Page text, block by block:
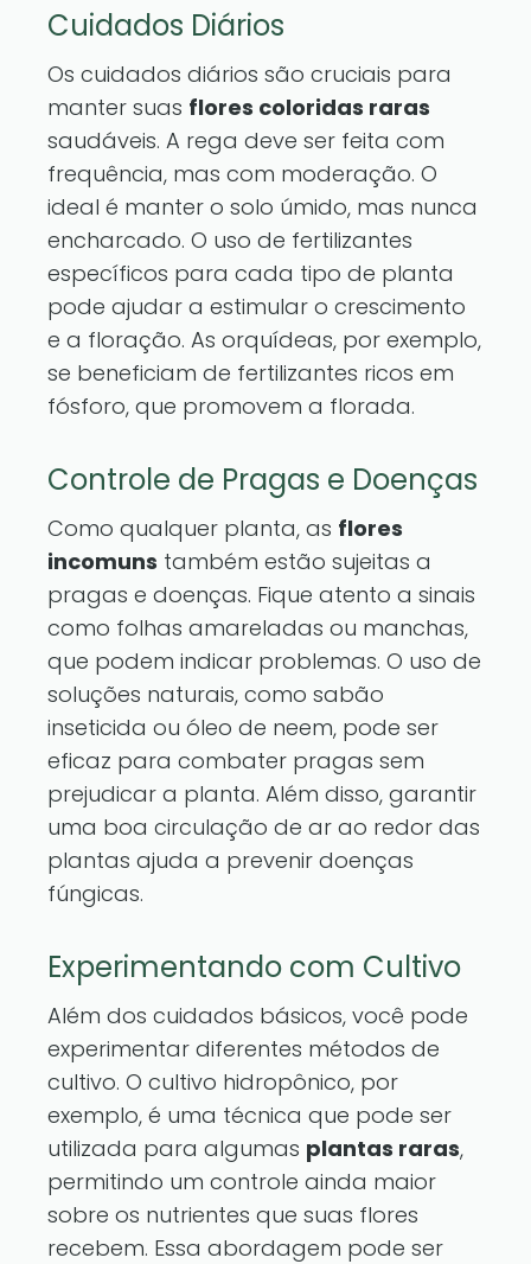
Cuidados Diários
Os cuidados diários são cruciais para
manter suas flores coloridas raras
saudáveis. A rega deve ser feita com
frequência, mas com moderação. O
ideal é manter o solo úmido, mas nunca
encharcado. O uso de fertilizantes
específicos para cada tipo de planta
pode ajudar a estimular o crescimento
e a floração. As orquídeas, por exemplo,
se beneficiam de fertilizantes ricos em
fósforo, que promovem a florada.
Controle de Pragas e Doenças
Como qualquer planta, as flores
incomuns também estão sujeitas a
pragas e doenças. Fique atento a sinais
como folhas amareladas ou manchas,
que podem indicar problemas. O uso de
soluções naturais, como sabão
inseticida ou óleo de neem, pode ser
eficaz para combater pragas sem
prejudicar a planta. Além disso, garantir
uma boa circulação de ar ao redor das
plantas ajuda a prevenir doenças
fúngicas.
Experimentando com Cultivo
Além dos cuidados básicos, você pode
experimentar diferentes métodos de
cultivo. O cultivo hidropônico, por
exemplo, é uma técnica que pode ser
utilizada para algumas plantas raras,
permitindo um controle ainda maior
sobre os nutrientes que suas flores
recebem. Essa abordagem pode ser